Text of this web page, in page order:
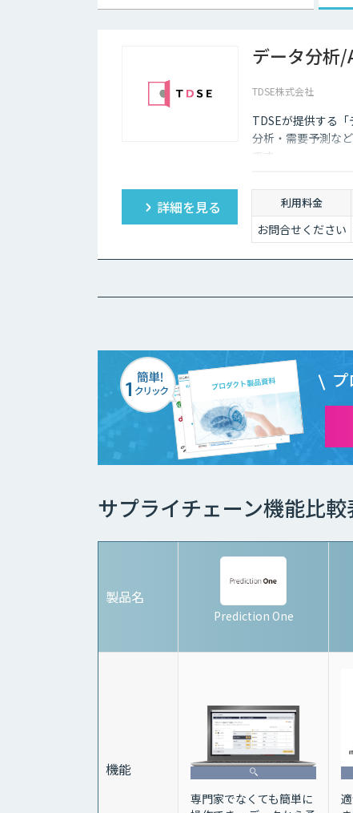
データ分析
TDSE株式会社
TDSEが提供する
分析・需要予測な
です。
詳細を見る 利用料金
お問合せください
サプライチェーン機能比較
製品名
Prediction One
機能
専門家でなくても簡単に